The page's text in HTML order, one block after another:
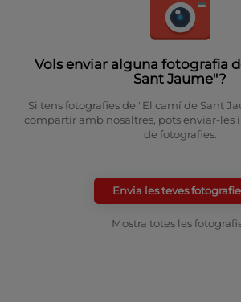
Vols enviar alguna fotografia
Sant Jaume"?
Si tens fotografies de "El camí de Sant
compartir amb nosaltres, pots enviar-les
de fotografies.
Envia les teves
Mostra totes les